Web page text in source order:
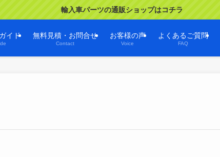
輸入車パーツの通販ショップはコチラ
イド 無料見積・お問合せ
Contact
お客様の声
Voice
よくあるご質問
FAQ